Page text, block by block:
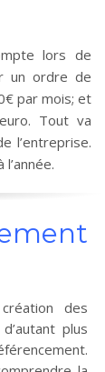
lors de
un ordre de
par mois; et
Tout va
l’entreprise.
des
plus